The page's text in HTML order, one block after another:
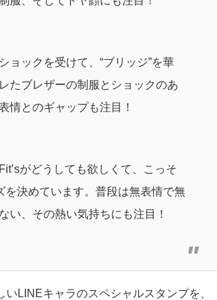
ョックを受けて、“ブリッジ”を華
たブレザーの制服とショックのあ
情とのギャップも注目！
がどうしても欲しくて、こっそ
を決めています。普段は無表情で無
い、その熱い気持ちにも注目！
LINEキャラのスペシャルスタンプを、